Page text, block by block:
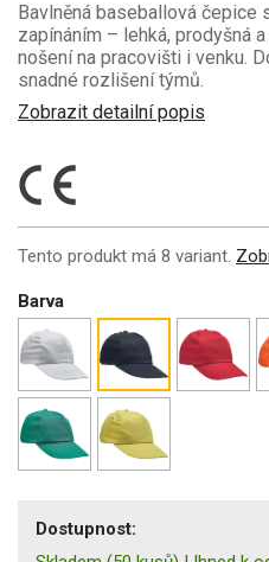
Bavlněná baseballová čepice
zapínáním – lehká, prodyšná
nošení na pracovišti i venku.
snadné rozlišení týmů.
Zobrazit detailní popis
Tento produkt má 8 variant.
Barva
Dostupnost: